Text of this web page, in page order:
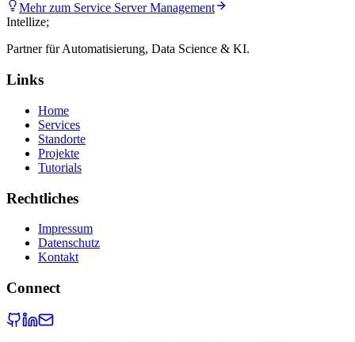
Mehr zum Service Server Management
Intellize;
Partner für Automatisierung, Data Science & KI.
Links
Home
Services
Standorte
Projekte
Tutorials
Rechtliches
Impressum
Datenschutz
Kontakt
Connect